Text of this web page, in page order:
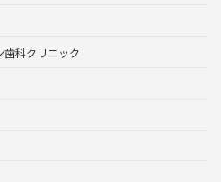
歯科クリニック